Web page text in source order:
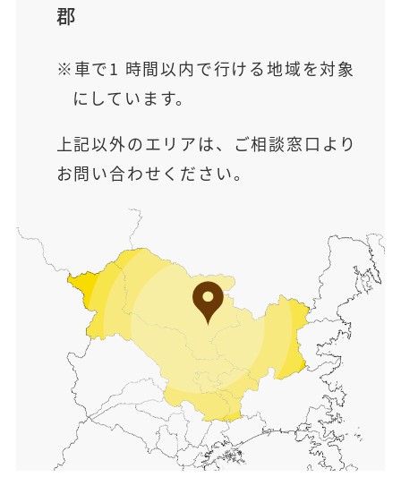
郡
車で1 時間以内で行ける地域を対象
にしています。
上記以外のエリアは、ご相談窓口より
お問い合わせください。